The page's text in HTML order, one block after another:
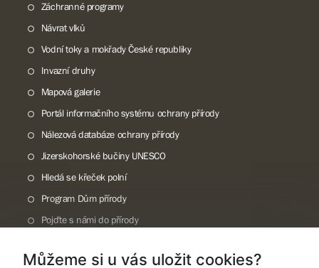
Záchranné programy
Návrat vlků
Vodní toky a mokřady České republiky
Invazní druhy
Mapová galerie
Portál informačního systému ochrany přírody
Nálezová databáze ochrany přírody
Jizerskohorské bučiny UNESCO
Hledá se křeček polní
Program Dům přírody
Pojďte s námi do přírody
Rok CHKO pod záštitou České komise pro UNESCO
Můžeme si u vás uložit cookies?